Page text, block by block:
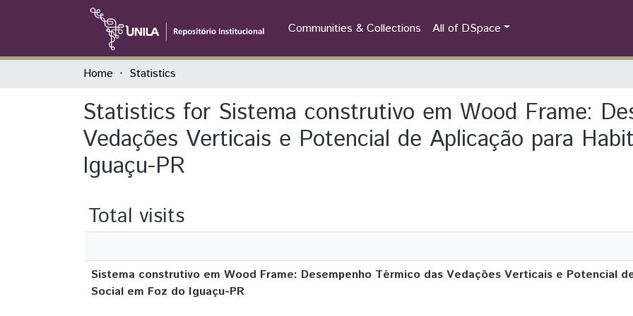
Communities & Collections All of DSpace
Home Statistics
Statistics for Sistema construtivo em Wood Frame:
Vedações Verticais e Potencial de Aplicação para
Iguaçu-PR
Total visits
Sistema construtivo em Wood Frame: Desempenho Térmico das Vedações Verticais e Potencial
Social em Foz do Iguaçu-PR